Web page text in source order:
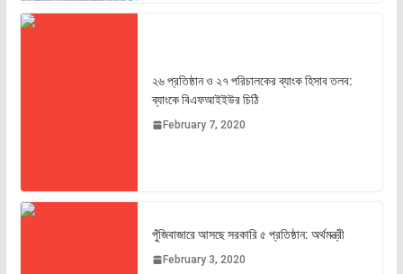
২৬ প্রতিষ্ঠান ও ২৭ পরিচালকের ব্যাংক হিসাব তলব:
ব্যাংকে বিএফআইইউর চিঠি
February 7, 2020
পুঁজিবাজারে আসছে সরকারি ৫ প্রতিষ্ঠান: অর্থমন্ত্রী
February 3, 2020